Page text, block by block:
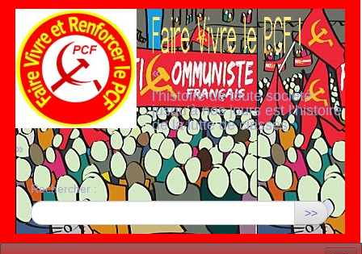
«
l’histoire de toute société
jusqu’à nos jours est l’histoire
de la lutte de classes
»
Rechercher :
>>